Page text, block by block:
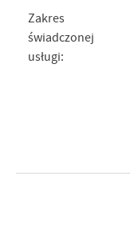
Zakres
świadczonej
usługi: